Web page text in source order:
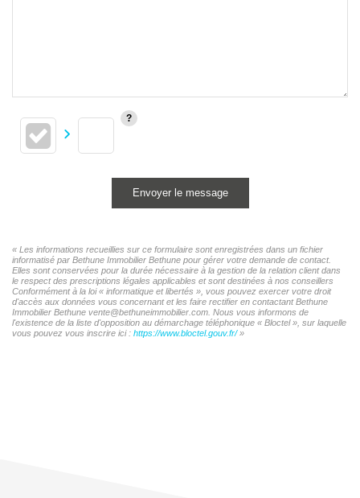
Envoyer le message
« Les informations recueillies sur ce formulaire sont enregistrées dans un fichier
informatisé par Bethune Immobilier Bethune pour gérer votre demande de contact.
Elles sont conservées pour la durée nécessaire à la gestion de la relation client dans
le respect des prescriptions légales applicables et sont destinées à nos conseillers
Conformément à la loi « informatique et libertés », vous pouvez exercer votre droit
d'accès aux données vous concernant et les faire rectifier en contactant Bethune
Immobilier Bethune vente@bethuneimmobilier.com. Nous vous informons de
l'existence de la liste d'opposition au démarchage téléphonique « Bloctel », sur laquelle
vous pouvez vous inscrire ici : https://www.bloctel.gouv.fr/»